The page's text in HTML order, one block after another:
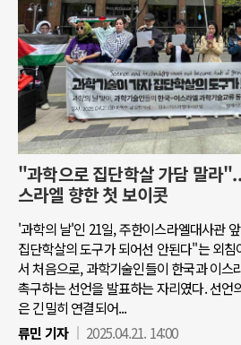
"과학으로 집단학살 가담 말라
스라엘 향한 첫 보이콧
'과학의 날'인 21일, 주한이스라엘대사관
집단학살의 도구가 되어선 안된다"는 외
서 처음으로, 과학기술인들이 한국과 이스
촉구하는 선언을 발표하는 자리였다. 선언
은 긴밀히 연결되어...
류민 기자
2025.04.21. 14:00